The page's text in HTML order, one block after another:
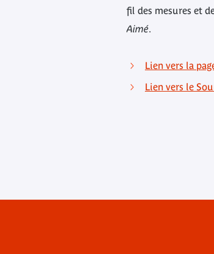
fil des mesures et
Aimé.
Lien vers la
Lien vers le